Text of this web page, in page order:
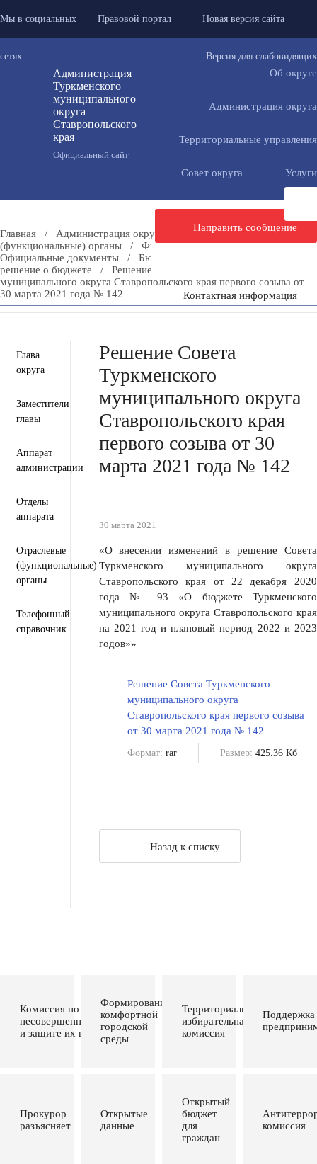
Мы в социальных
сетях:
Правовой портал Новая версия сайта
Версия для слабовидящих
Администрация
Туркменского
муниципального
округа
Ставропольского
края
Официальный сайт
Об округе
Администрация округа
Территориальные управления
Совет округа Услуги
Направить сообщение
Контактная информация
Главная / Администрация округа
Отраслевые
(функциональные) органы
/ Финансовое управление
/
Официальные документы
/ Бюджет
решение о бюджете
/
Решение Совета Туркменского
муниципального округа Ставропольского края первого созыва от
30 марта 2021 года № 142
Глава
округа
Заместители
главы
Аппарат
администрации
Отделы
аппарата
Отраслевые
(функциональные)
органы
Телефонный
справочник
Решение Совета
Туркменского
муниципального округа
Ставропольского края
первого созыва от 30
марта 2021 года № 142
30 марта 2021
«О внесении изменений в решение Совета
Туркменского муниципального округа
Ставропольского края от 22 декабря 2020
года № 93 «О бюджете Туркменского
муниципального округа Ставропольского края
на 2021 год и плановый период 2022 и 2023
годов»»
Решение Совета Туркменского
муниципального округа
Ставропольского края первого созыва
от 30 марта 2021 года № 142
Формат: rar Размер: 425.36 Кб
Назад к списку
Комиссия по делам
несовершеннолетних
и защите их прав
Формирование
комфортной
городской
среды
Территориальная
избирательная
комиссия
Поддержка
Прокурор
разъясняет
Открытые
данные
Открытый
бюджет
для
граждан
комиссия